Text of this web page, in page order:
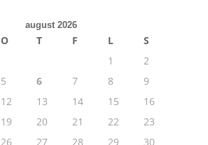
august 2026
O T F L
S
1
2
5 6 7 8
9
12 13 14 15
16
19 20 21 22
23
26 27 28 29
30